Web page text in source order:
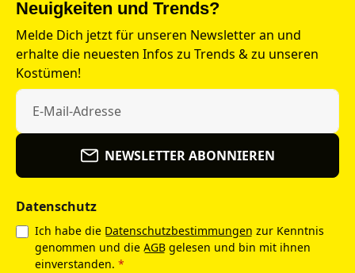
Neuigkeiten und Trends?
Melde Dich jetzt für unseren Newsletter an und
erhalte die neuesten Infos zu Trends & zu unseren
Kostümen!
NEWSLETTER ABONNIEREN
Datenschutz
Ich habe die Datenschutzbestimmungen zur Kenntnis
genommen und die AGB gelesen und bin mit ihnen
einverstanden. *